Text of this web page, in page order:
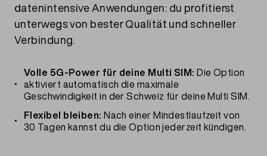
datenintensive Anwendungen: du profitierst
unterwegs von bester Qualität und schneller
Verbindung.
Volle 5G-Power für deine Multi SIM: Die Option
aktiviert automatisch die maximale
Geschwindigkeit in der Schweiz für deine Multi SIM.
Flexibel bleiben: Nach einer Mindestlaufzeit von
30 Tagen kannst du die Option jederzeit kündigen.